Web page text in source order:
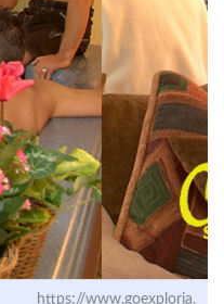
https://www.goexploria.